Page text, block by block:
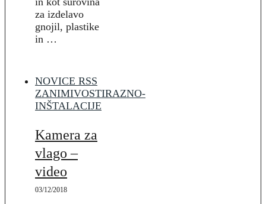
za izdelavo
gnojil, plastike
in …
NOVICE RSS
ZANIMIVOSTIRAZNO-
INŠTALACIJE
Kamera za
vlago –
video
03/12/2018